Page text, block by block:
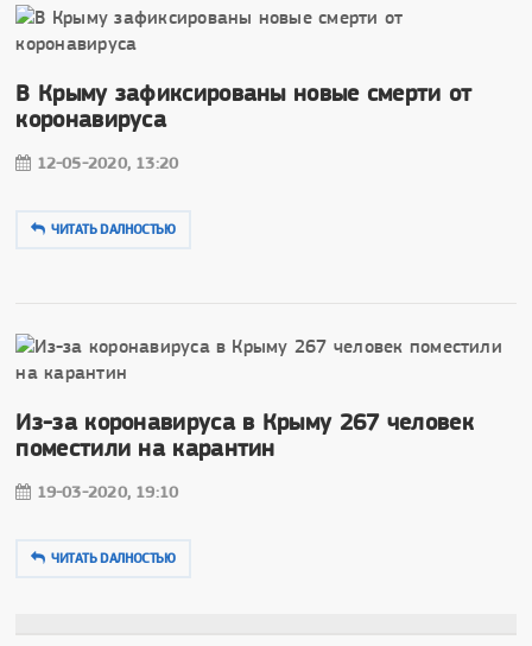
В Крыму зафиксированы новые смерти от
коронавируса
12-05-2020, 13:20
ЧИТАТЬ DAЛНОСТЬЮ
Из-за коронавируса в Крыму 267 человек
поместили на карантин
19-03-2020, 19:10
ЧИТАТЬ DAЛНОСТЬЮ